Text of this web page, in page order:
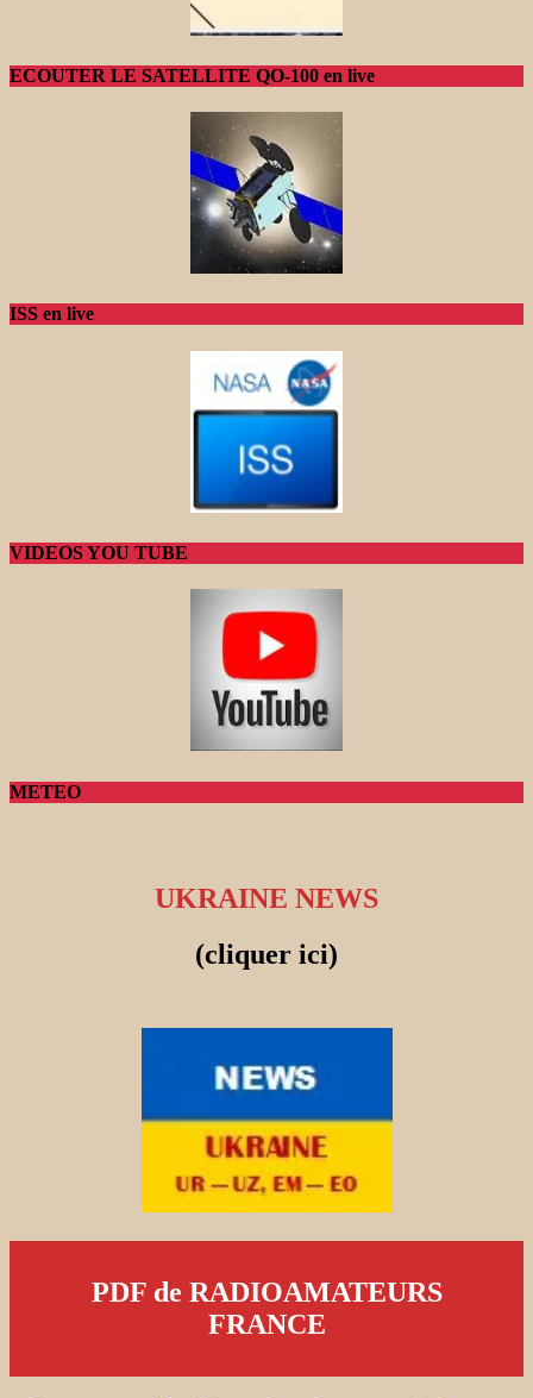
ECOUTER LE SATELLITE QO-100 en live
ISS en live
VIDEOS YOU TUBE
METEO
UKRAINE NEWS
(cliquer ici)
PDF de RADIOAMATEURS
FRANCE